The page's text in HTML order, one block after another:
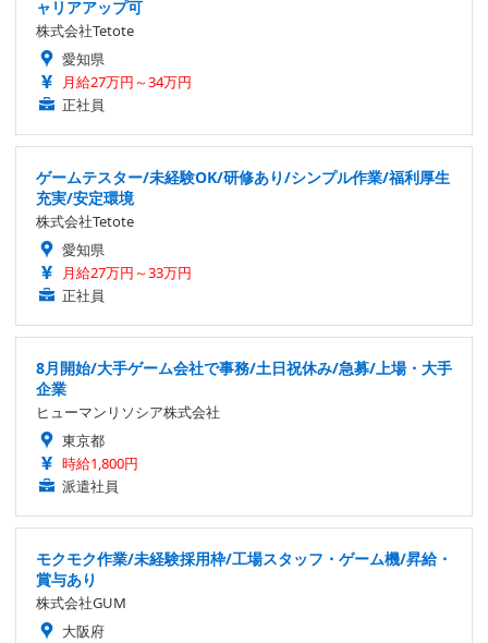
ャリアアップ可
株式会社Tetote
愛知県
月給27万円～34万円
正社員
ゲームテスター/未経験OK/研修あり/シンプル作業/福利厚生
充実/安定環境
株式会社Tetote
愛知県
月給27万円～33万円
正社員
8月開始/大手ゲーム会社で事務/土日祝休み/急募/上場・大手
企業
ヒューマンリソシア株式会社
東京都
時給1,800円
派遣社員
モクモク作業/未経験採用枠/工場スタッフ・ゲーム機/昇給・
賞与あり
株式会社GUM
大阪府